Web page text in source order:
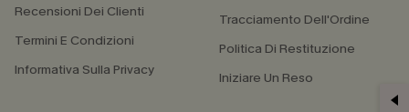
Recensioni Dei Clienti
Termini E Condizioni
Informativa Sulla Privacy
Tracciamento Dell'Ordine
Politica Di Restituzione
Iniziare Un Reso